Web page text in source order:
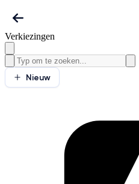
Verkiezingen
Nieuw